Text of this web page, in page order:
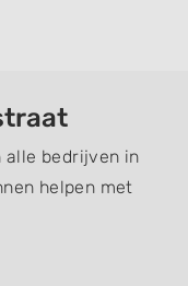
alle bedrijven in
helpen met